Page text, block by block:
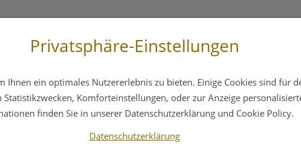
Hautpflege Familie Nahrungsergänzung
Privatsphäre-Einstellungen
Ihnen ein optimales Nutzererlebnis zu bieten. Einige Cookies sind für
Komforteinstellungen, oder zur Anzeige
finden Sie in unserer Datenschutzerklärung und Cookie Policy.
Datenschutzerklärung